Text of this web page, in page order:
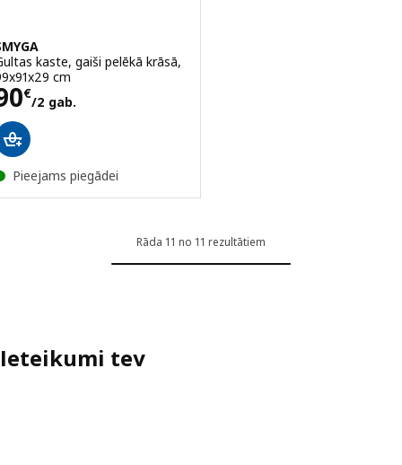
kaste, gaiši pelēkā krāsā,
cm
€
/2 gab.90€/2 gab.
Pieejams piegādei
Rāda 11 no 11 rezultātiem
Ieteikumi tev